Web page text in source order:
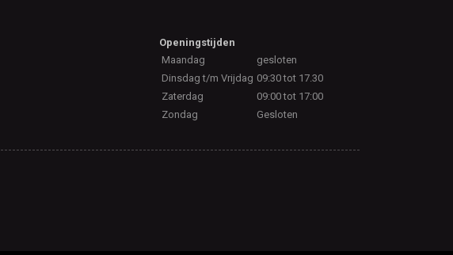
Openingstijden
Maandag
gesloten
Dinsdag t/m Vrijdag 09:30 tot 17.30
Zaterdag
09:00 tot 17:00
Zondag
Gesloten